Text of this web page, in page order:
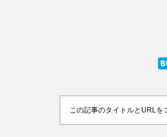
この記事のタイトルとURLを